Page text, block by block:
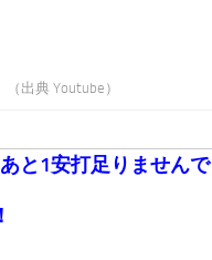
（出典 Youtube）
と1安打足りませんで